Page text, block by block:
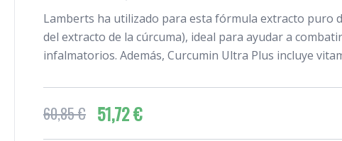
Lamberts ha utilizado para esta fórmula extracto puro
del extracto de la cúrcuma), ideal para ayudar a
infalmatorios. Además, Curcumin Ultra Plus incluye
60,85 € 51,72 €